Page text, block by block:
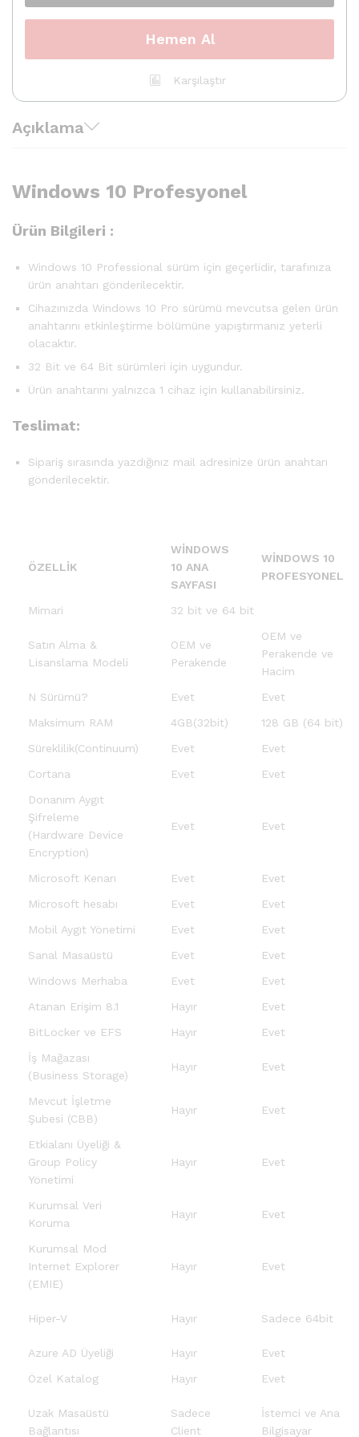
-
Hemen Al
Karşılaştır
Açıklama
Windows 10 Profesyonel
Ürün Bilgileri :
Windows 10 Professional sürüm için geçerlidir, tarafınıza
ürün anahtarı gönderilecektir.
Cihazınızda Windows 10 Pro sürümü mevcutsa gelen ürün
anahtarını etkinleştirme bölümüne yapıştırmanız yeterli
olacaktır.
32 Bit ve 64 Bit sürümleri için uygundur.
Ürün anahtarını yalnızca 1 cihaz için kullanabilirsiniz.
Teslimat:
Sipariş sırasında yazdığınız mail adresinize ürün anahtarı
gönderilecektir.
ÖZELLIK
WINDOWS
10 ANA
SAYFASI
WINDOWS 10
PROFESYONEL
Mimari 32 bit ve 64 bit
Satın Alma &
Lisanslama Modeli
OEM ve
Perakende
OEM ve
Perakende ve
Hacim
N Sürümü?
Evet
Evet
Maksimum RAM
4GB(32bit)
128 GB (64 bit)
Süreklilik(Continuum)
Evet
Evet
Cortana
Evet
Evet
Donanım Aygıt
Şifreleme
(Hardware Device
Encryption)
Evet Evet
Microsoft Kenarı Evet
Evet
Microsoft hesabı
Evet
Evet
Mobil Aygıt Yönetimi
Evet
Evet
Sanal Masaüstü
Evet
Evet
Windows Merhaba
Evet
Evet
Atanan Erişim 8.1
Hayır
Evet
BitLocker ve EFS
Hayır
Evet
İş Mağazası
(Business Storage)
Hayır Evet
Mevcut İşletme
Şubesi (CBB)
Hayır Evet
Etkialanı Üyeliği &
Group Policy
Yönetimi
Hayır Evet
Kurumsal Veri
Koruma
Hayır Evet
Kurumsal Mod
Internet Explorer
(EMIE)
Hayır Evet
Hiper-V Hayır Sadece 64bit
Azure AD Üyeliği Hayır
Evet
Özel Katalog
Hayır Evet
Uzak Masaüstü
Bağlantısı
Sadece
Client
İstemci ve Ana
Bilgisayar